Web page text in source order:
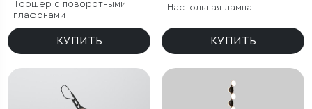
Торшер с поворотными
плафонами
КУПИТЬ
Настольная лампа
КУПИТЬ